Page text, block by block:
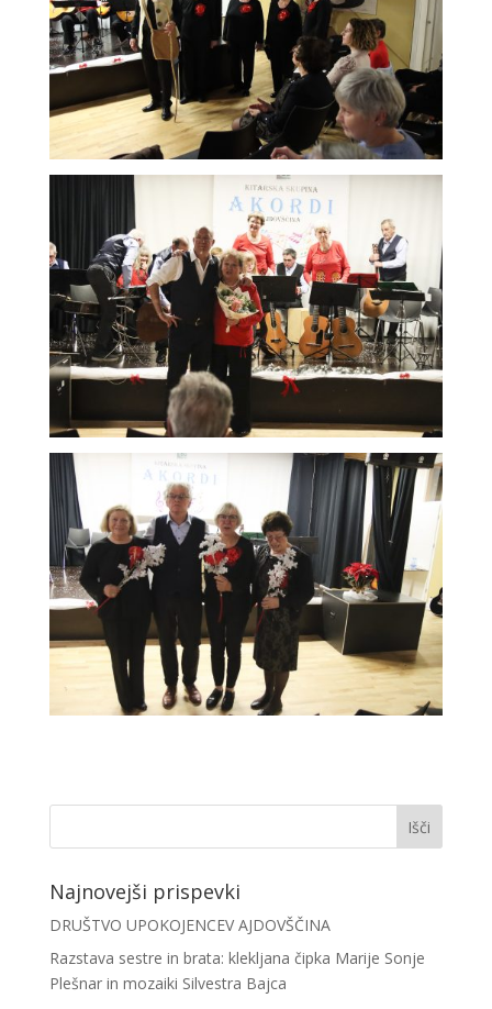
Najnovejši prispevki
DRUŠTVO UPOKOJENCEV AJDOVŠČINA
Razstava sestre in brata: klekljana čipka Marije Sonje
Plešnar in mozaiki Silvestra Bajca